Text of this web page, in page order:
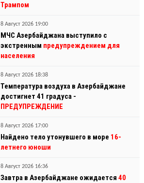
Трампом
8 Август 2026 19:00
МЧС Азербайджана выступило с
экстренным предупреждением для
населения
8 Август 2026 18:38
Температура воздуха в Азербайджане
достигнет 41 градуса -
ПРЕДУПРЕЖДЕНИЕ
8 Август 2026 17:00
Найдено тело утонувшего в море 16-
летнего юноши
8 Август 2026 16:36
Завтра в Азербайджане ожидается 40